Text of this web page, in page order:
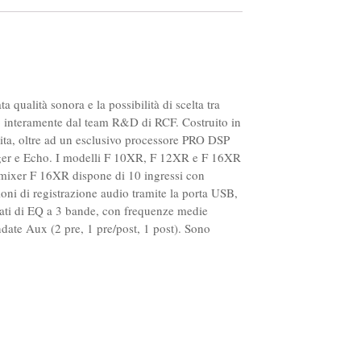
qualità sonora e la possibilità di scelta tra
dal team R&D di RCF. Costruito in
oltre ad un esclusivo processore PRO DSP
e Echo. I modelli F 10XR, F 12XR e F 16XR
F 16XR dispone di 10 ingressi con
di registrazione audio tramite la porta USB,
di EQ a 3 bande, con frequenze medie
Aux (2 pre, 1 pre/post, 1 post). Sono